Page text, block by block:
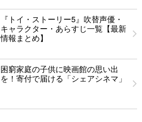
『トイ・ストーリー5』吹替声優・
キャラクター・あらすじ一覧【最新
情報まとめ】
困窮家庭の子供に映画館の思い出
を！寄付で届ける「シェアシネマ」